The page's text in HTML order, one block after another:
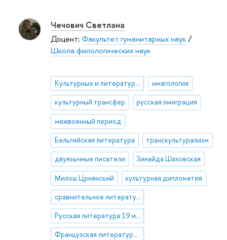
Чечович Светлана
Доцент: Факультет гуманитарных наук/
Школа филологических наук
Культурные и литературные взаимодействия России и стран Западной Европы имагология
культурный трансфер русская эмиграция
межвоенный период
Бельгийская литература транскультурализм
двуязычные писатели Зинайда Шаховская
Милош Црнянский культурная дипломатия
сравнительное литературоведение
Русская литература 19 и 20 вв.
Французская литература 19 и 20 вв.